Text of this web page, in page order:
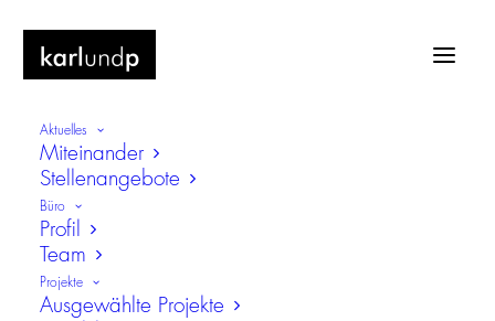
Aktuelles
Miteinander
Stellenangebote
Büro
Profil
Team
Projekte
Ausgewählte Projekte
Digitalisierung im Hoch- und
Straßenbau im Foyer des Bayerischen